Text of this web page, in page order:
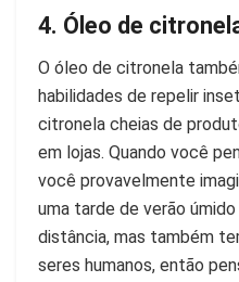
4. Óleo de
O óleo de citronela
habilidades de repelir
citronela cheias de
em lojas. Quando você
você provavelmente
uma tarde de verão
distância, mas também
seres humanos, então